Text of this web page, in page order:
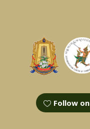
Follow on